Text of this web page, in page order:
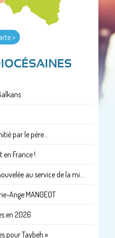
>
par le père...
en France !
au service de la mi...
Ange MANGEOT
en 2026
pour Taybeh »